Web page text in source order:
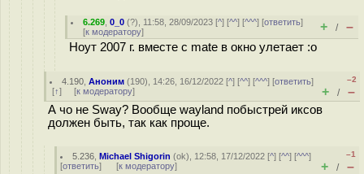
6.269 ,0_0 (?), 11:58, 28/09/2023 [^] [^^] [^^^] [ответить]
[к модератору] + / –
Ноут 2007 г. вместе с mate в окно улетает :o
4.190 ,Аноним (190), 14:26, 16/12/2022 [^] [^^] [^^^] [ответить]
[↑] [к модератору]
–2
+ / –
А чо не Sway? Вообще wayland побыстрей иксов
должен быть, так как проще.
5.236 ,Michael Shigorin (ok), 12:58, 17/12/2022 [^] [^^] [^^^]
[ответить] [к модератору]
–1
+ / –